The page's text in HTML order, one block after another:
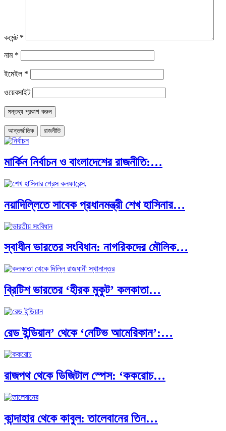
কমেন্ট *
নাম *
ইমেইল *
ওয়েবসাইট
আন্তর্জাতিক রাজনীতি
মার্কিন নির্বাচন ও বাংলাদেশের রাজনীতি:…
নয়াদিল্লিতে সাবেক প্রধানমন্ত্রী শেখ হাসিনার…
স্বাধীন ভারতের সংবিধান: নাগরিকদের মৌলিক…
ব্রিটিশ ভারতের ‘হীরক মুকুট’ কলকাতা…
রেড ইন্ডিয়ান’ থেকে ‘নেটিভ আমেরিকান’:…
রাজপথ থেকে ডিজিটাল স্পেস: ‘ককরোচ…
কান্দাহার থেকে কাবুল: তালেবানের তিন…